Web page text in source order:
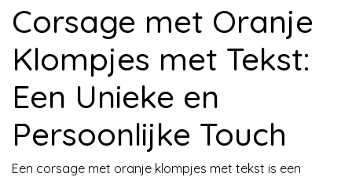
Corsage met Oranje
Klompjes met Tekst:
Een Unieke en
Persoonlijke Touch
Een corsage met oranje klompjes met tekst is een